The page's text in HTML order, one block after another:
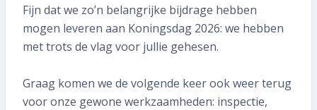
Fijn dat we zo’n belangrijke bijdrage hebben
mogen leveren aan Koningsdag 2026: we hebben
met trots de vlag voor jullie gehesen.
Graag komen we de volgende keer ook weer terug
voor onze gewone werkzaamheden: inspectie,
Volgende inspectie plannen
Mijn gegevens wijzigen